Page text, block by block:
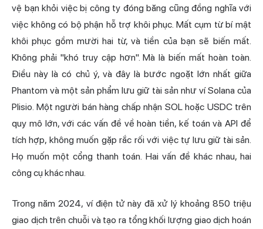
vệ bạn khỏi việc bị công ty đóng băng cũng đồng nghĩa với
việc không có bộ phận hỗ trợ khôi phục. Mất cụm từ bí mật
khôi phục gồm mười hai từ, và tiền của bạn sẽ biến mất.
Không phải "khó truy cập hơn". Mà là biến mất hoàn toàn.
Điều này là có chủ ý, và đây là bước ngoặt lớn nhất giữa
Phantom và một sản phẩm lưu giữ tài sản như ví Solana của
Plisio. Một người bán hàng chấp nhận SOL hoặc USDC trên
quy mô lớn, với các vấn đề về hoàn tiền, kế toán và API để
tích hợp, không muốn gặp rắc rối với việc tự lưu giữ tài sản.
Họ muốn một cổng thanh toán. Hai vấn đề khác nhau, hai
công cụ khác nhau.
Trong năm 2024, ví điện tử này đã xử lý khoảng 850 triệu
giao dịch trên chuỗi và tạo ra tổng khối lượng giao dịch hoán